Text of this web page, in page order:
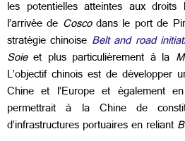
les potentielles atteintes aux
l’arrivée de Coscodans le port de
stratégie chinoise Belt and road
Soieet plus particulièrement à la
L’objectif chinois est de
Chine et l’Europe et également
permettrait à la Chine de
d’infrastructures portuaires en reliant